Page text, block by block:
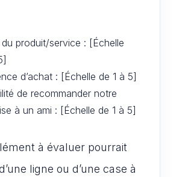
du produit/service : [Échelle
d’achat : [Échelle de 1 à 5]
de recommander notre
à un ami : [Échelle de 1 à 5]
à évaluer pourrait
ligne ou d’une case à